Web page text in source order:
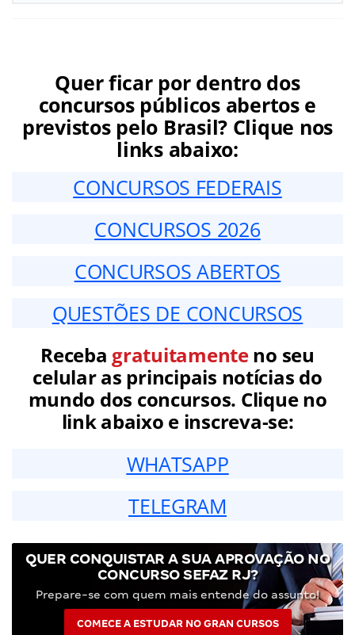
Quer ficar por dentro dos
concursos públicos abertos e
previstos pelo Brasil? Clique nos
links abaixo:
CONCURSOS FEDERAIS
CONCURSOS 2026
CONCURSOS ABERTOS
QUESTÕES DE CONCURSOS
Receba gratuitamenteno seu
celular as principais notícias do
mundo dos concursos. Clique no
link abaixo e inscreva-se:
WHATSAPP
TELEGRAM
QUER CONQUISTAR A SUA APROVAÇÃO NO
CONCURSO SEFAZ RJ?
Prepare-se com quem mais entende do assunto!
COMECE A ESTUDAR NO GRAN CURSOS